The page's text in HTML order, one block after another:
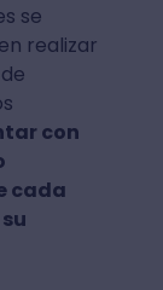
se
realizar
con
cada